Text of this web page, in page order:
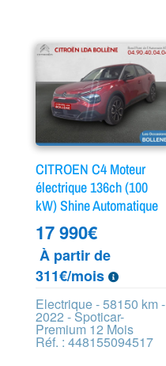
CITROEN C4 Moteur
électrique 136ch (100
kW) Shine Automatique
17 990€
À partir de
311€/mois
Electrique - 58150 km -
2022 - Spoticar-
Premium 12 Mois
Réf. : 448155094517